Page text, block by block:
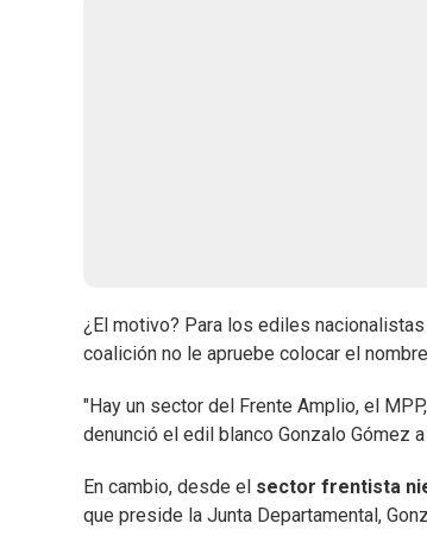
¿El motivo? Para los ediles
coalición no le apruebe colocar el
"Hay un sector del Frente Amplio, el
denunció el edil blanco Gonzalo Gómez
En cambio, desde el sector frentista
que preside la Junta Departamental,